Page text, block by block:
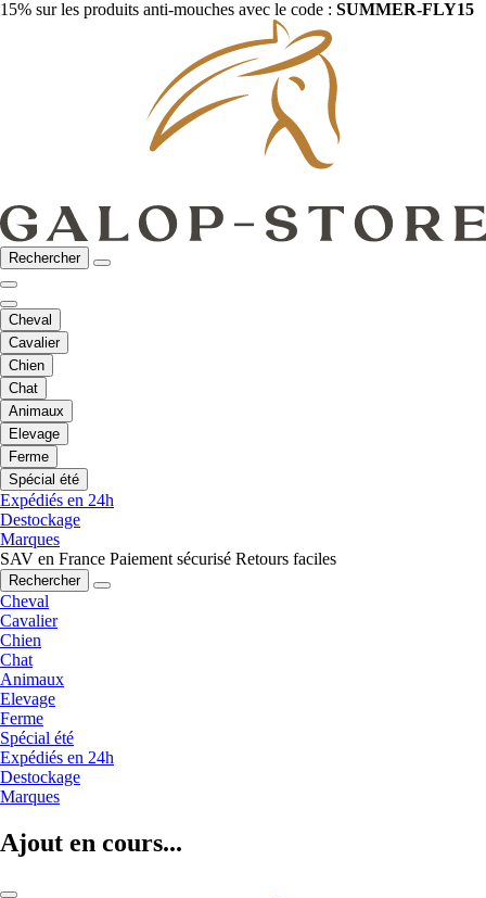
15% sur les produits anti-mouches avec le code : SUMMER-FLY15
Rechercher
Cheval
Cavalier
Chien
Chat
Animaux
Elevage
Ferme
Spécial été
Expédiés en 24h
Destockage
Marques
SAV en France Paiement sécurisé Retours faciles
Rechercher
Cheval
Cavalier
Chien
Chat
Animaux
Elevage
Ferme
Spécial été
Expédiés en 24h
Destockage
Marques
Ajout en cours...